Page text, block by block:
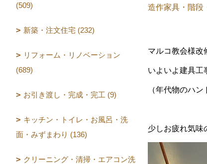
造作家具・階段
マルコ教会様改
いよいよ建具工
（年代物のハ
少しお疲れ気味
(509)
新築・注文住宅 (232)
リフォーム・リノベーション
(689)
お引き渡し・完成・完工 (9)
キッチン・トイレ・お風呂・洗
面・みずまわり (136)
クリーニング・清掃・エアコン洗